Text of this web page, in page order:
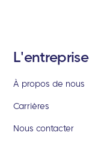
L'entreprise
À propos de nous
Carrières
Nous contacter